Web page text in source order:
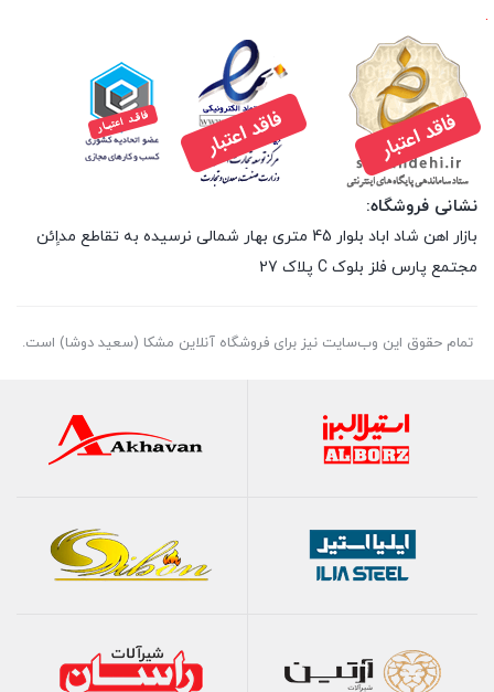
.
نشانی فروشگاه:
بازار اهن شاد اباد بلوار 45 متری بهار شمالی نرسیده به تقاطع مداِِئن
مجتمع پارس فلز بلوک C پلاک 27
تمام حقوق اين وب‌سايت نیز برای فروشگاه آنلاین مشکا (سعید دوشا) است.